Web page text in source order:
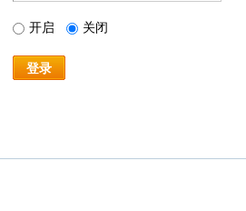
开启 关闭
登录